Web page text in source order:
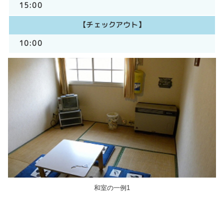
15:00
【チェックアウト】
10:00
和室の一例1